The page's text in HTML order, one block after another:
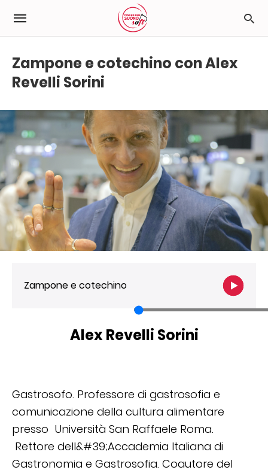
Zampone e cotechino con Alex
Revelli Sorini
Zampone e cotechino
Alex Revelli Sorini
Gastrosofo. Professore di gastrosofia e
comunicazione della cultura alimentare
presso Università San Raffaele Roma.
Rettore dell&#39;Accademia Italiana di
Gastronomia e Gastrosofia. Coautore del